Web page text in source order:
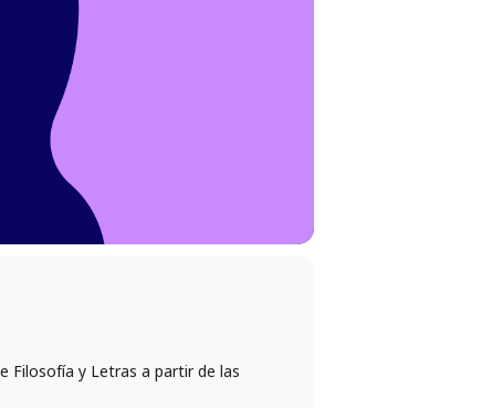
Filosofía y Letras a partir de las